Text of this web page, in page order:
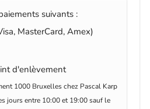
suivants :
MasterCard, Amex)
d'enlèvement
1000 Bruxelles chez Pascal Karp
jours entre 10:00 et 19:00 sauf le